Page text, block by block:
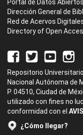
Portal de Datos Abiertos
Dirección General de
Red de Acervos
Directory of Open
Repositorio
Nacional Autónoma de
P. 04510, Ciudad de
utilizado con fines no
conformidad con el
¿Cómo llegar?